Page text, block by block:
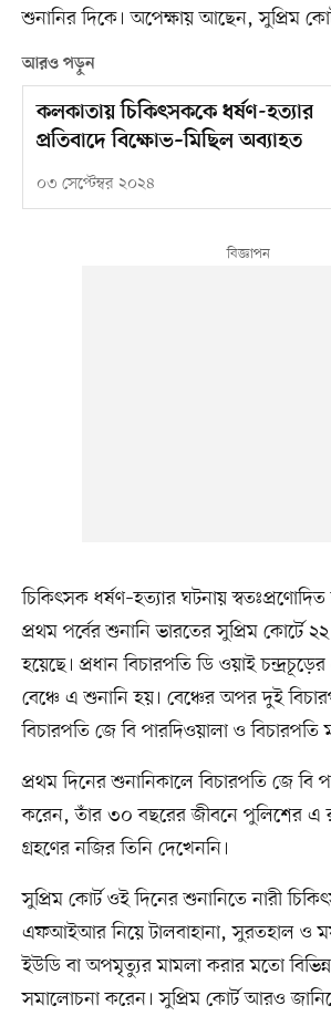
শুনানির দিকে। অপেক্ষায় আছেন, সুপ্রিম
আরও পড়ুন
কলকাতায় চিকিৎসককে ধর্ষণ-হত্যার
প্রতিবাদে বিক্ষোভ–মিছিল অব্যাহত
০৩ সেপ্টেম্বর ২০২৪
চিকিৎসক ধর্ষণ–হত্যার ঘটনায়
প্রথম পর্বের শুনানি ভারতের সুপ্রিম কোর্টে
হয়েছে। প্রধান বিচারপতি ডি ওয়াই
বেঞ্চে এ শুনানি হয়। বেঞ্চের অপর দুই
বিচারপতি জে বি পারদিওয়ালা ও বিচারপতি
প্রথম দিনের শুনানিকালে বিচারপতি জে বি
করেন, তাঁর ৩০ বছরের জীবনে পুলিশের এ
গ্রহণের নজির তিনি দেখেননি।
সুপ্রিম কোর্ট ওই দিনের শুনানিতে নারী
এফআইআর নিয়ে টালবাহানা, সুরতহাল ও
ইউডি বা অপমৃত্যুর মামলা করার মতো
সমালোচনা করেন। সুপ্রিম কোর্ট আরও